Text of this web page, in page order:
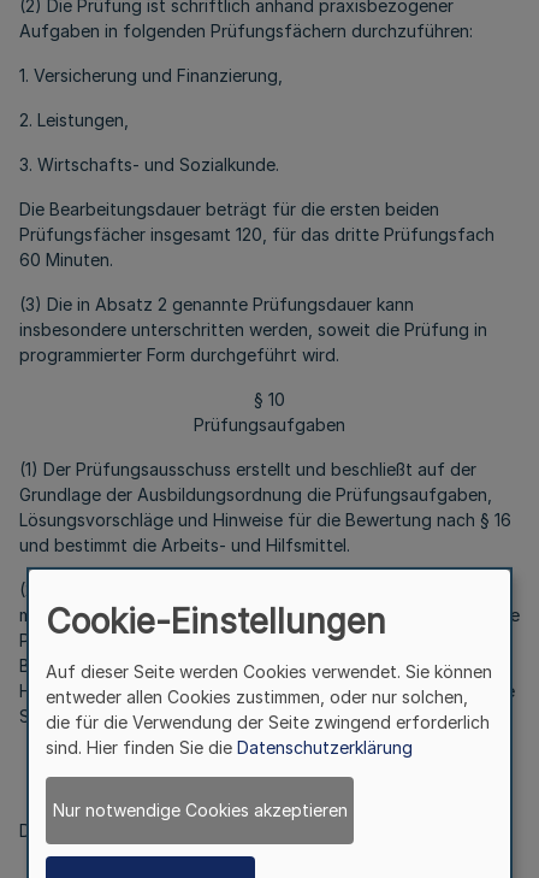
(2) Die Prüfung ist schriftlich anhand praxisbezogener
Aufgaben in folgenden Prüfungsfächern durchzuführen:
1. Versicherung und Finanzierung,
2. Leistungen,
3. Wirtschafts- und Sozialkunde.
Die Bearbeitungsdauer beträgt für die ersten beiden
Prüfungsfächer insgesamt 120, für das dritte Prüfungsfach
60 Minuten.
(3) Die in Absatz 2 genannte Prüfungsdauer kann
insbesondere unterschritten werden, soweit die Prüfung in
programmierter Form durchgeführt wird.
§ 10
Prüfungsaufgaben
(1) Der Prüfungsausschuss erstellt und beschließt auf der
Grundlage der Ausbildungsordnung die Prüfungsaufgaben,
Lösungsvorschläge und Hinweise für die Bewertung nach § 16
und bestimmt die Arbeits- und Hilfsmittel.
(2) Wird die Prüfung in einer Fachrichtung gleichzeitig von
mehreren Prüfungsausschüssen abgenommen, sind einheitliche
Prüfungsaufgaben, Lösungsvorschläge und Hinweise für die
Bewertung nach § 16 zu beschließen und die Arbeits- und
Hilfsmittel zu bestimmen. Das Nähere bestimmt die zuständige
Stelle.
§ 11
Die Prüfung ist nicht öffentlich.
Cookie-Einstellungen
Auf dieser Seite werden Cookies verwendet. Sie können
entweder allen Cookies zustimmen, oder nur solchen,
die für die Verwendung der Seite zwingend erforderlich
sind. Hier finden Sie die Datenschutzerklärung
Nur notwendige Cookies akzeptieren